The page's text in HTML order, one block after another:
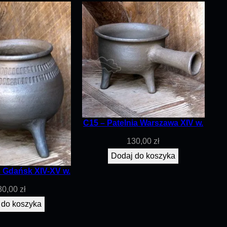
XIV-XV w.
zł
koszyka
C15 – Patelnia Warszawa XIV w.
130,00 zł
Dodaj do koszyka